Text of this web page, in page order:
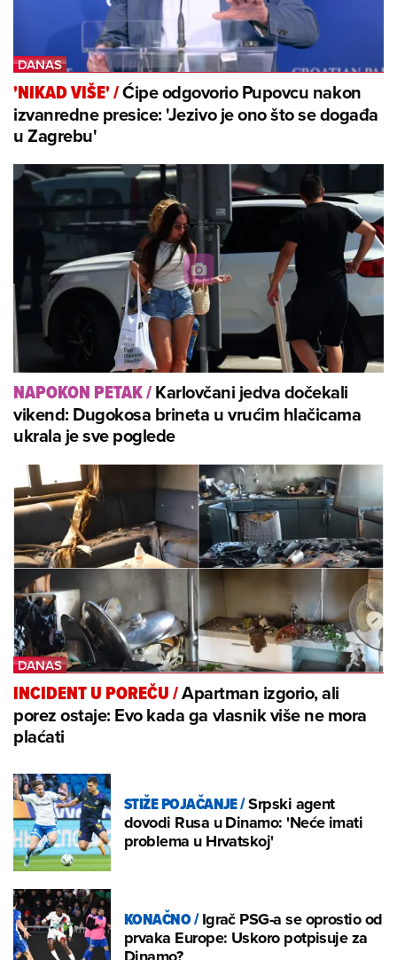
'NIKAD VIŠE'/Ćipe odgovorio Pupovcu nakon
izvanredne presice: 'Jezivo je ono što se događa
u Zagrebu'
NAPOKON PETAK/Karlovčani jedva dočekali
vikend: Dugokosa brineta u vrućim hlačicama
ukrala je sve poglede
INCIDENT U POREČU/Apartman izgorio, ali
porez ostaje: Evo kada ga vlasnik više ne mora
plaćati
STIŽE POJAČANJE/Srpski agent
dovodi Rusa u Dinamo: 'Neće imati
problema u Hrvatskoj'
KONAČNO/Igrač PSG-a se oprostio od
prvaka Europe: Uskoro potpisuje za